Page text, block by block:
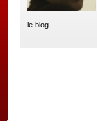
le blog.